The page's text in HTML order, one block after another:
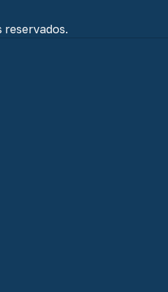
reservados.